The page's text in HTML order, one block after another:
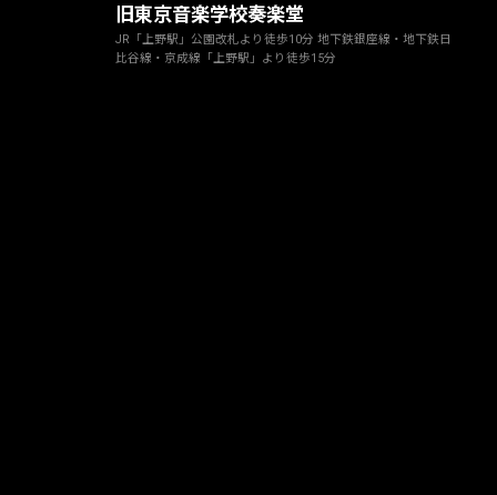
旧東京音楽学校奏楽堂
JR「上野駅」公園改札より徒歩10分 地下鉄銀座線・地下鉄日
比谷線・京成線「上野駅」より徒歩15分